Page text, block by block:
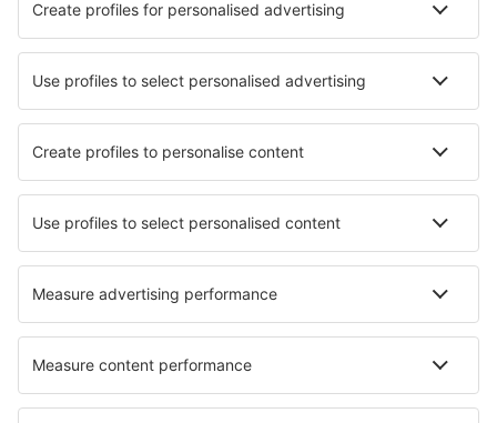
Cazare în Urgench Cazare în Qo‘qon Cazare în Andijan
Cazare în Termez
Cele mai bune locuri de cazare - orașe
Cazare în Salamanca Cazare în Rannaküla
Cazare în Ebbs Cazare în Tanay Cazare în Buckhead
Cazare în Piacenza Cazare în Fort Gordon
Cazare în Döbrönte